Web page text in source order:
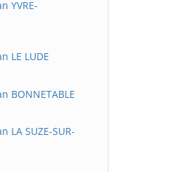
YVRE-
LE LUDE
BONNETABLE
LA SUZE-SUR-